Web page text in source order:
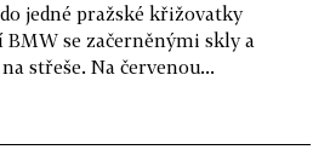
jedné pražské křižovatky
se začerněnými skly a
střeše. Na červenou...